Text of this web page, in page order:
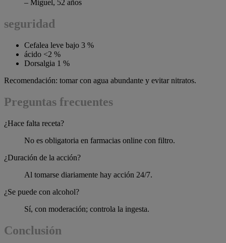
– Miguel, 52 años
seguridad
Cefalea leve bajo 3 %
ácido <2 %
Dorsalgia 1 %
Recomendación: tomar con agua abundante y evitar nitratos.
Preguntas frecuentes
¿Hace falta receta?
No es obligatoria en farmacias online con filtro.
¿Duración de la acción?
Al tomarse diariamente hay acción 24/7.
¿Se puede con alcohol?
Sí, con moderación; controla la ingesta.
Conclusión